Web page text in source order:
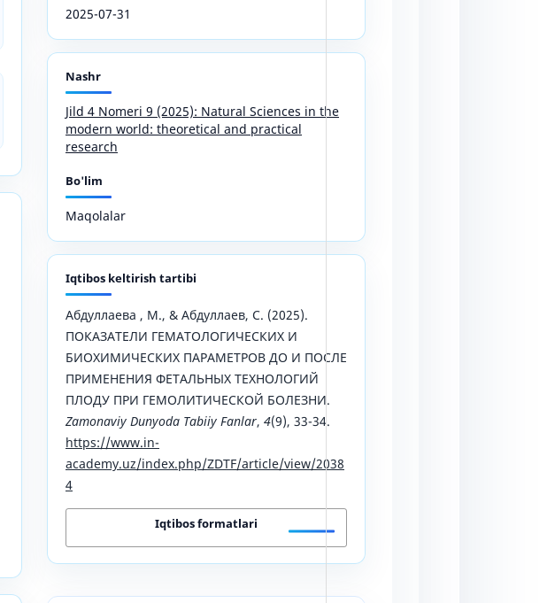
2025-07-31
Nashr
Jild 4 Nomeri 9 (2025): Natural Sciences in the
modern world: theoretical and practical
research
Bo'lim
Maqolalar
Iqtibos keltirish tartibi
Абдуллаева , М., & Абдуллаев, С. (2025).
ПОКАЗАТЕЛИ ГЕМАТОЛОГИЧЕСКИХ И
БИОХИМИЧЕСКИХ ПАРАМЕТРОВ ДО И ПОСЛЕ
ПРИМЕНЕНИЯ ФЕТАЛЬНЫХ ТЕХНОЛОГИЙ
ПЛОДУ ПРИ ГЕМОЛИТИЧЕСКОЙ БОЛЕЗНИ.
Zamonaviy Dunyoda Tabiiy Fanlar, 4(9), 33-34.
https://www.in-
academy.uz/index.php/ZDTF/article/view/2038
4
Iqtibos formatlari